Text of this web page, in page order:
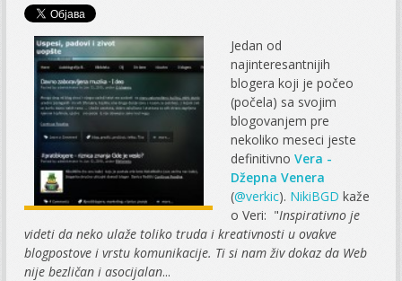
Jedan od
najinteresantnijih
blogera koji je počeo
(počela) sa svojim
blogovanjem pre
nekoliko meseci jeste
definitivnoVera -
Džepna Venera
(@verkic). NikiBGD kaže
o Veri: "Inspirativno je
videti da neko ulaže toliko truda i kreativnosti u ovakve
blogpostove i vrstu komunikacije. Ti si nam živ dokaz da Web
nije bezličan i asocijalan...